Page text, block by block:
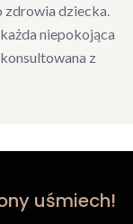
zdrowia dziecka.
niepokojąca
z
uśmiech!